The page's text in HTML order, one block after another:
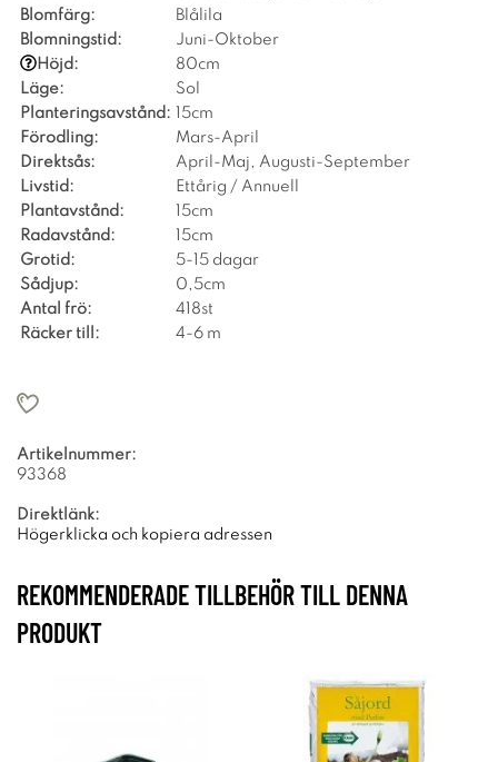
Blomfärg:
Blålila
Blomningstid:
Juni-Oktober
Höjd:
80cm
Läge:
Sol
Planteringsavstånd: 15cm
Förodling:
Mars-April
Direktsås:
April-Maj, Augusti-September
Livstid:
Ettårig / Annuell
Plantavstånd:
15cm
Radavstånd:
15cm
Grotid:
5-15 dagar
Sådjup:
0,5cm
Antal frö:
418st
Räcker till:
4-6 m
Artikelnummer:
93368
Direktlänk:
Högerklicka och kopiera adressen
REKOMMENDERADE TILLBEHÖR TILL DENNA
PRODUKT